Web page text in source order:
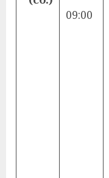
09:00